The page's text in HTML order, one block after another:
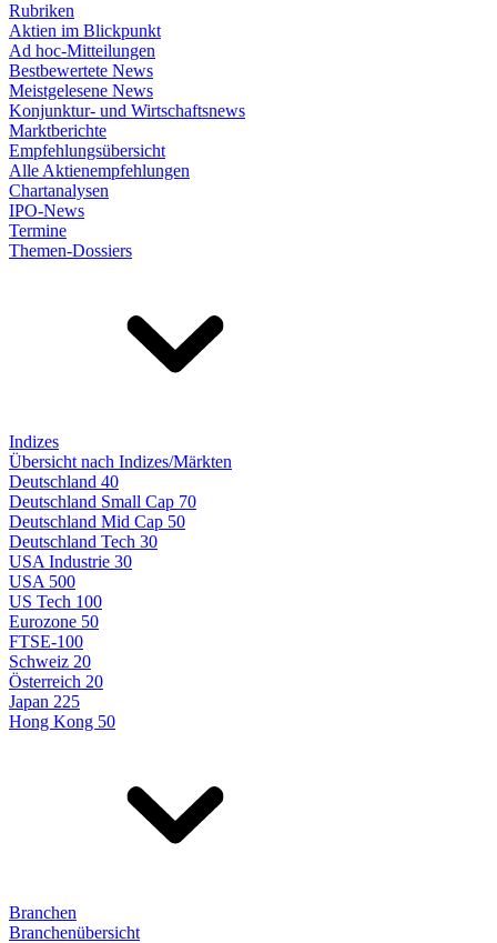
Rubriken
Aktien im Blickpunkt
Ad hoc-Mitteilungen
Bestbewertete News
Meistgelesene News
Konjunktur- und Wirtschaftsnews
Marktberichte
Empfehlungsübersicht
Alle Aktienempfehlungen
Chartanalysen
IPO-News
Termine
Themen-Dossiers
Indizes
Übersicht nach Indizes/Märkten
Deutschland 40
Deutschland Small Cap 70
Deutschland Mid Cap 50
Deutschland Tech 30
USA Industrie 30
USA 500
US Tech 100
Eurozone 50
FTSE-100
Schweiz 20
Österreich 20
Japan 225
Hong Kong 50
Branchen
Branchenübersicht